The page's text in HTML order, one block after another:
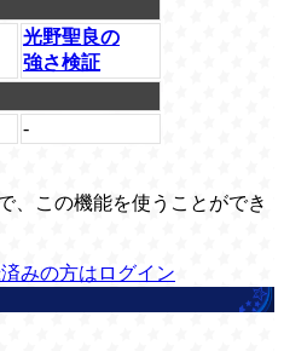
光野聖良の
強さ検証
-
、この機能を使うことができ
みの方はログイン